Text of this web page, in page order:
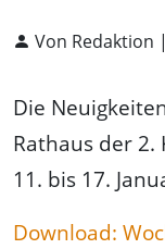
Von Redaktion |
Die
Rathaus der
11. bis 17.
Download: